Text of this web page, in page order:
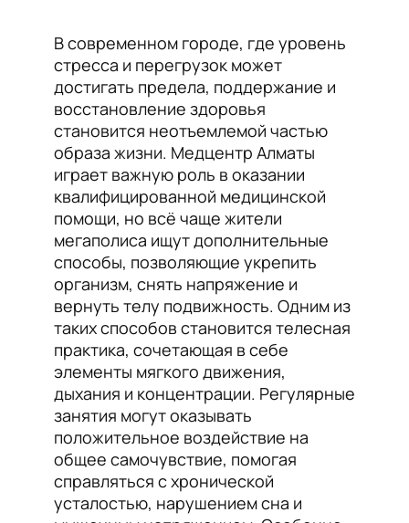
В современном городе, где уровень
стресса и перегрузок может
достигать предела, поддержание и
восстановление здоровья
становится неотъемлемой частью
образа жизни. Медцентр Алматы
играет важную роль в оказании
квалифицированной медицинской
помощи, но всё чаще жители
мегаполиса ищут дополнительные
способы, позволяющие укрепить
организм, снять напряжение и
вернуть телу подвижность. Одним из
таких способов становится телесная
практика, сочетающая в себе
элементы мягкого движения,
дыхания и концентрации. Регулярные
занятия могут оказывать
положительное воздействие на
общее самочувствие, помогая
справляться с хронической
усталостью, нарушением сна и